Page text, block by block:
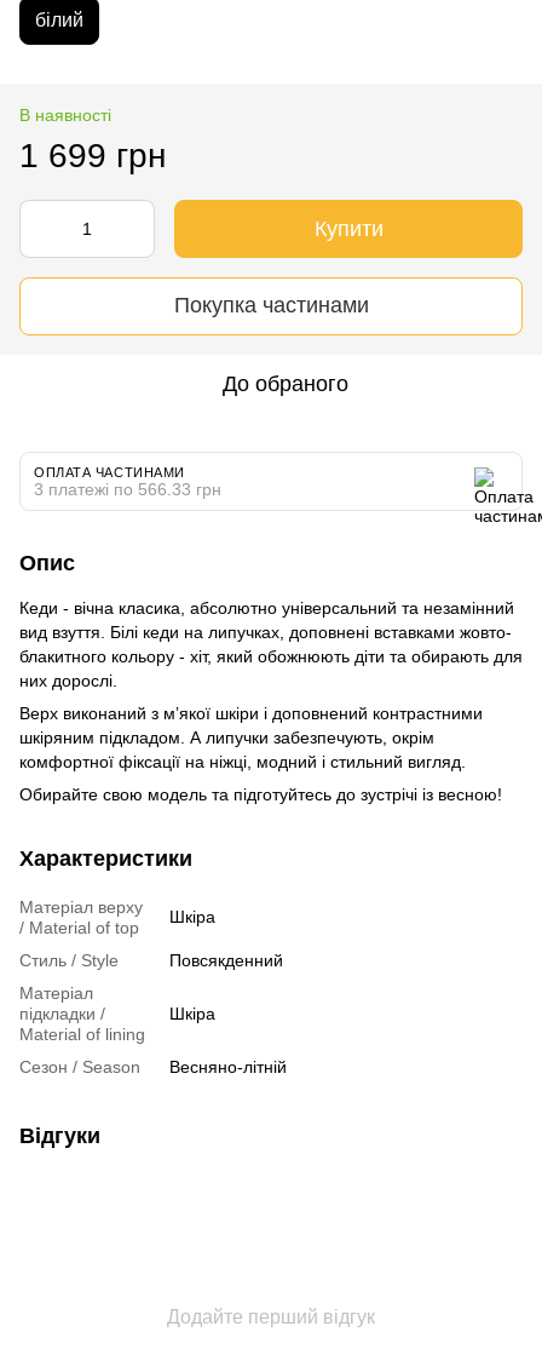
білий
В наявності
1 699 грн
Купити
Покупка частинами
До обраного
ОПЛАТА ЧАСТИНАМИ
3 платежі по 566.33 грн
Опис
Кеди - вічна класика, абсолютно універсальний та незамінний
вид взуття. Білі кеди на липучках, доповнені вставками жовто-
блакитного кольору - хіт, який обожнюють діти та обирають для
них дорослі.
Верх виконаний з мʼякої шкіри і доповнений контрастними
шкіряним підкладом. А липучки забезпечують, окрім
комфортної фіксації на ніжці, модний і стильний вигляд.
Обирайте свою модель та підготуйтесь до зустрічі із весною!
Характеристики
Матеріал верху
/ Material of top
Шкіра
Стиль / Style
Повсякденний
Матеріал
підкладки /
Material of lining
Шкіра
Сезон / Season Весняно-літній
Відгуки
Додайте перший відгук